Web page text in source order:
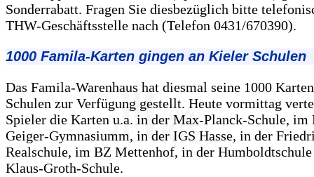
Sonderrabatt. Fragen Sie diesbezüglich bitte
THW-Geschäftsstelle nach (Telefon 0431/670390).
1000 Famila-Karten gingen an Kieler Schulen
Das Famila-Warenhaus hat diesmal seine 1000
Schulen zur Verfügung gestellt. Heute vormittag
Spieler die Karten u.a. in der Max-Planck-Schule, im
Geiger-Gymnasiumm, in der IGS Hasse, in der
Realschule, im BZ Mettenhof, in der
Klaus-Groth-Schule.